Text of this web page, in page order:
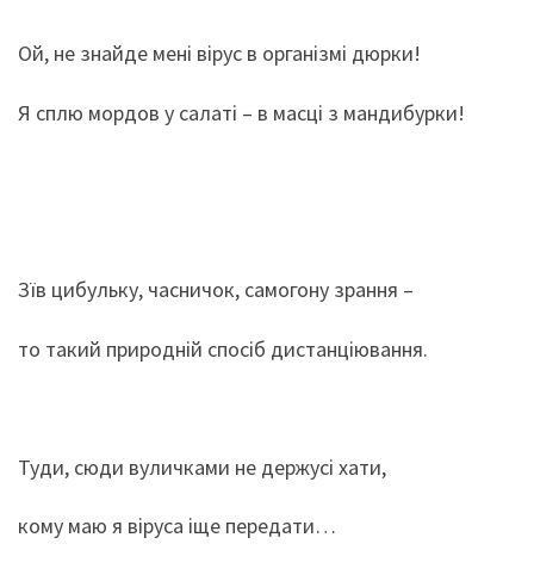
Ой, не знайде мені вірус в організмі дюрки!
Я сплю мордов у салаті – в масці з мандибурки!
Зїв цибульку, часничок, самогону зрання –
то такий природній спосіб дистанціювання.
Туди, сюди вуличками не держусі хати,
кому маю я віруса іще передати…